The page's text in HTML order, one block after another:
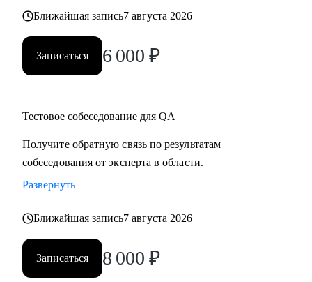
Ближайшая запись7 августа 2026
Записаться 6 000 ₽
Тестовое собеседование для QA
Получите обратную связь по результатам
собеседования от эксперта в области.
Развернуть
Ближайшая запись7 августа 2026
Записаться 8 000 ₽